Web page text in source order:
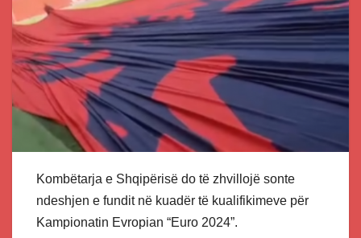
Kombëtarja e Shqipërisë do të zhvillojë sonte
ndeshjen e fundit në kuadër të kualifikimeve për
Kampionatin Evropian “Euro 2024”.